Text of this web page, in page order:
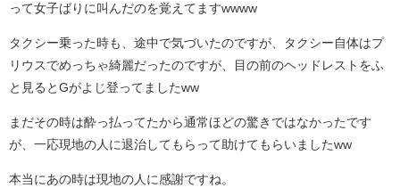
って女子ばりに叫んだのを覚えてますwwww
タクシー乗った時も、途中で気づいたのですが、タクシー自体はプ
リウスでめっちゃ綺麗だったのですが、目の前のヘッドレストをふ
と見るとGがよじ登ってましたww
まだその時は酔っ払ってたから通常ほどの驚きではなかったです
が、一応現地の人に退治してもらって助けてもらいましたww
本当にあの時は現地の人に感謝ですね。